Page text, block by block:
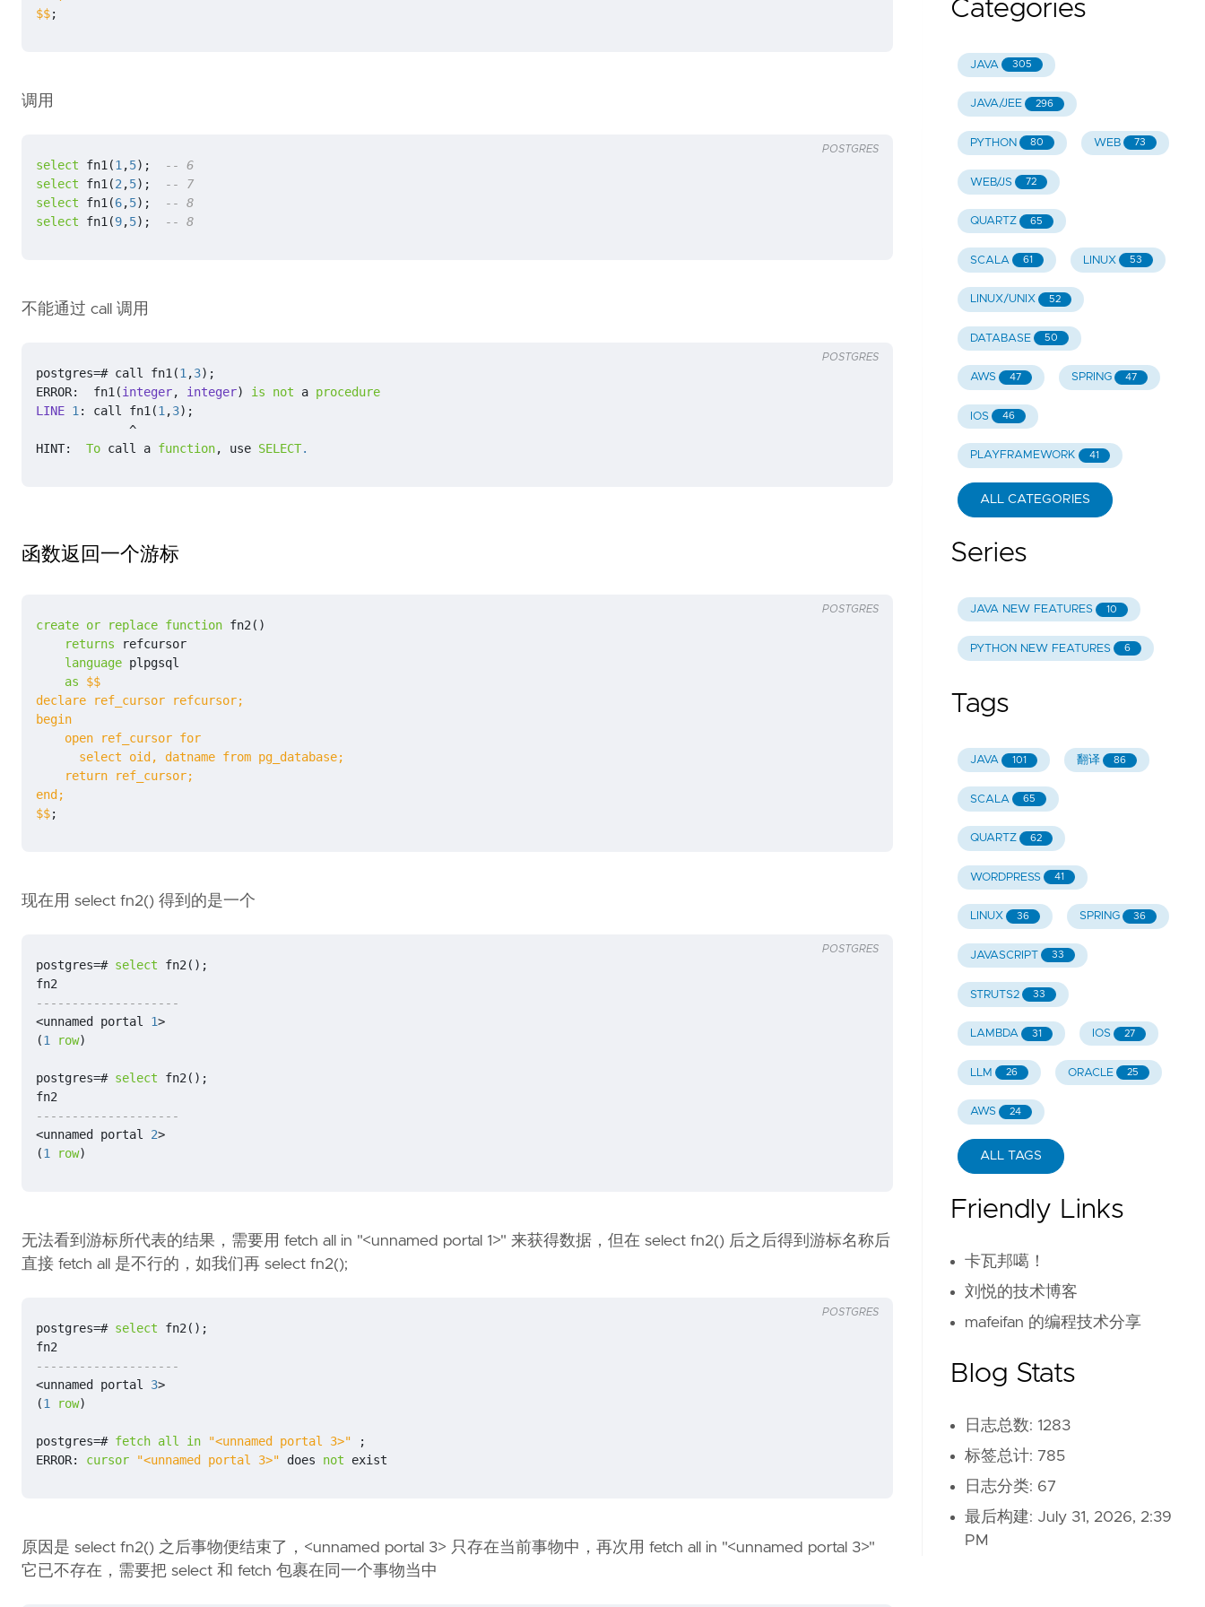
$$;
调用
select fn1 (1 ,5);
select
fn1 (2 ,5);
select
fn1 (6,5);
select
fn1 (9,5); -- 8
POSTGRES
不能通过 call 调用
postgres=# call fn1 (1 ,3);
ERROR: fn1 (integer, integer) is not a procedure
LINE 1 : call fn1 (1 ,3);
^
HINT: To call a function, use SELECT.
POSTGRES
函数返回一个游标
create or replace function fn2 ()
returns
refcursor
language plpgsql
as
$$;
POSTGRES
现在用 select fn2() 得到的是一个
postgres=# select fn2 ();
fn2
<unnamed portal 1>
(1 row)
postgres=# select fn2 ();
fn2
<unnamed portal 2>
(1 row)
POSTGRES
无法看到游标所代表的结果，需要用 fetch all in "<unnamed portal 1>" 来获得数据，但在 select fn2() 后之后得到游标名称后
直接 fetch all 是不行的，如我们再 select fn2();
postgres=# select fn2 ();
fn2
<unnamed portal 3>
(1 row)
postgres=# fetch all in "<unnamed portal 3>"
;
ERROR: cursor "<unnamed portal 3>" does not exist
POSTGRES
原因是 select fn2() 之后事物便结束了，<unnamed portal 3> 只存在当前事物中，再次用 fetch all in "<unnamed portal 3>"
它已不存在，需要把 select 和 fetch 包裹在同一个事物当中
Categories
JAVA 305
JAVA/JEE 296
PYTHON 80 WEB 73
WEB/JS 72
QUARTZ 65
SCALA 61 LINUX 53
LINUX/UNIX 52
DATABASE 50
AWS 47 SPRING 47
IOS 46
PLAYFRAMEWORK 41
ALL CATEGORIES
Series
JAVA NEW FEATURES 10
PYTHON NEW FEATURES 6
Tags
JAVA 101 翻译 86
SCALA 65
QUARTZ 62
WORDPRESS 41
LINUX 36 SPRING 36
JAVASCRIPT 33
STRUTS2 33
LAMBDA 31 IOS 27
LLM 26 ORACLE 25
AWS 24
ALL TAGS
Friendly Links
卡瓦邦噶！
刘悦的技术博客
mafeifan 的编程技术分享
Blog Stats
日志总数: 1283
标签总计: 785
日志分类: 67
最后构建: July 31, 2026, 2:39
PM